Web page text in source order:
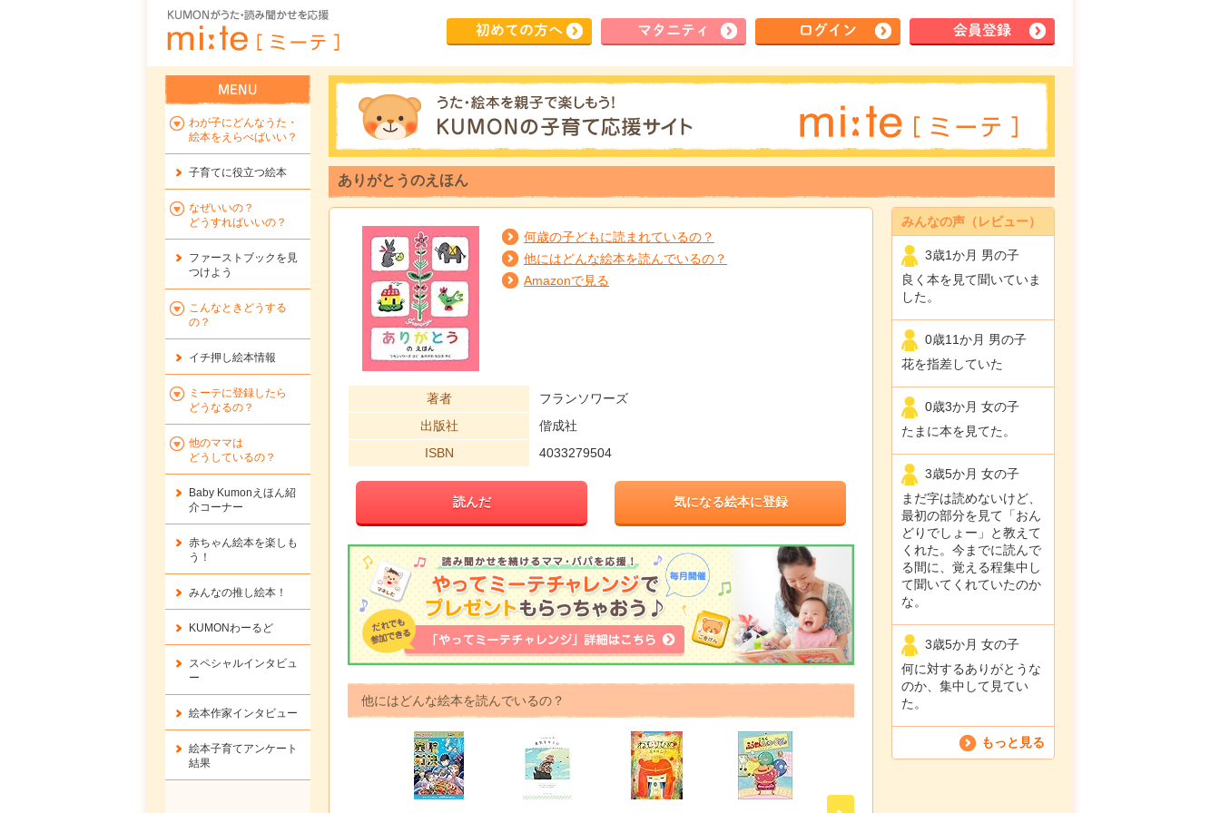
初めての方へ マタ ニティ ログイン 会員登録
ありがとうのえほん
みんなの声（レビュー）
3歳1か月 男の子
良く本を見て聞いていま
した。
0歳11か月 男の子
花を指差していた
0歳3か月 女の子
たまに本を見てた。
3歳5か月 女の子
まだ字は読めないけど、
最初の部分を見て「おん
どりでしょー」と教えて
くれた。今までに読んで
る間に、覚える程集中し
て聞いてくれていたのか
な。
3歳5か月 女の子
何に対するありがとうな
のか、集中して見てい
た。
もっと見る
何歳の子どもに読まれているの？
他にはどんな絵本を読んでいるの？
Amazonで見る
著者
フランソワーズ
出版社
偕成社
ISBN
4033279504
読んだ 気になる絵本に登録
他にはどんな絵本を読んでいるの？
わが子にどんなうた・
絵本をえらべばいい？
子育てに役立つ絵本
なぜいいの？
どうすればいいの？
ファーストブックを 見
つけよう
こんなときどうする
の？
イチ押し絵本情報
ミーテに登録したら
どうなるの？
他のママは
どうしているの？
Baby Kumonえほん紹
介コーナー
赤ちゃん絵本を楽しも
う！
みんなの推し絵本！
KUMONわーるど
スペシャルインタビュ
ー
絵本作家インタビュー
絵本子育てアンケート
結果